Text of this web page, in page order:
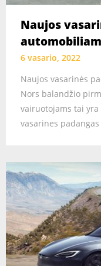
Naujos
6 vasario, 2022
Naujos vasarinės
Nors balandžio
vairuotojams tai
vasarines